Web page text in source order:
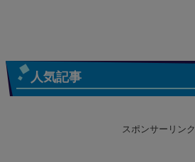
人気記事
スポンサーリンク